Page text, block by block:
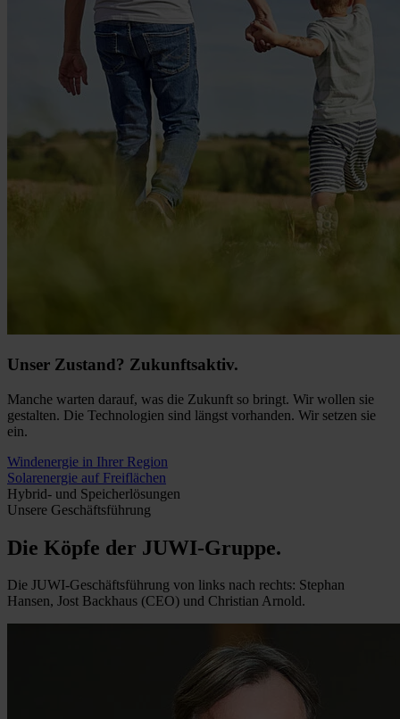
Unser Zustand? Zukunftsaktiv.
Manche warten darauf, was die Zukunft so bringt. Wir wollen sie
gestalten. Die Technologien sind längst vorhanden. Wir setzen sie
ein.
Windenergie in Ihrer Region
Solarenergie auf Freiflächen
Hybrid- und Speicherlösungen
Unsere Geschäftsführung
Die Köpfe der JUWI-Gruppe.
Die JUWI-Geschäftsführung von links nach rechts: Stephan
Hansen, Jost Backhaus (CEO) und Christian Arnold.